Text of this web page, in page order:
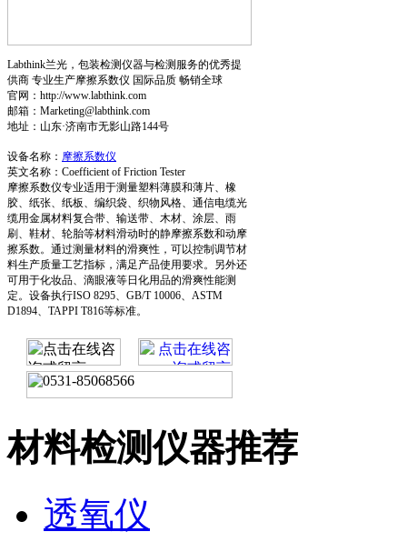
Labthink兰光，包装检测仪器与检测服务的优秀提
供商 专业生产摩擦系数仪 国际品质 畅销全球
官网：http://www.labthink.com
邮箱：Marketing@labthink.com
地址：山东·济南市无影山路144号
设备名称： 摩擦系数仪
英文名称：Coefficient of Friction Tester
摩擦系数仪专业适用于测量塑料薄膜和薄片、橡
胶、纸张、纸板、编织袋、织物风格、通信电缆光
缆用金属材料复合带、输送带、木材、涂层、雨
刷、鞋材、轮胎等材料滑动时的静摩擦系数和动摩
擦系数。通过测量材料的滑爽性，可以控制调节材
料生产质量工艺指标，满足产品使用要求。另外还
可用于化妆品、滴眼液等日化用品的滑爽性能测
定。设备执行ISO 8295、GB/T 10006、ASTM
D1894、TAPPI T816等标准。
材料检测仪器推荐
透氧仪